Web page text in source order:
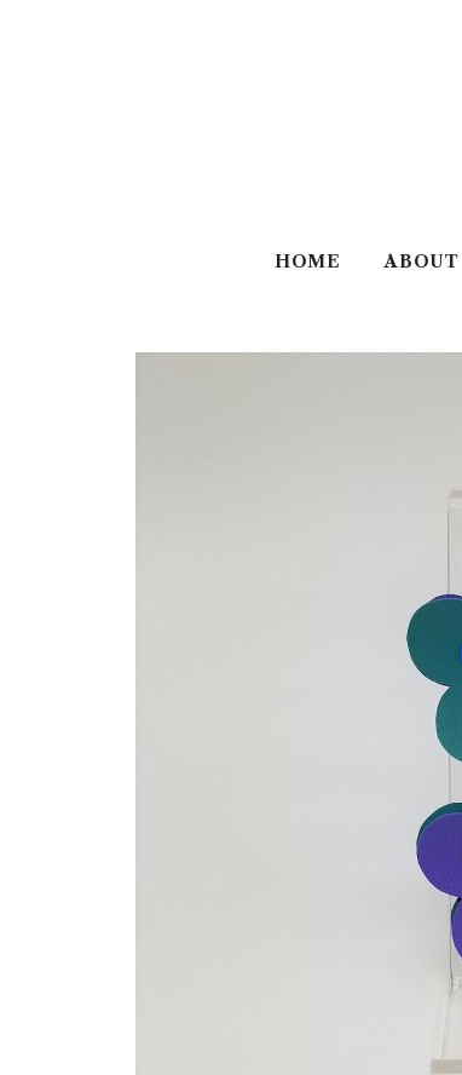
HOME ABOUT